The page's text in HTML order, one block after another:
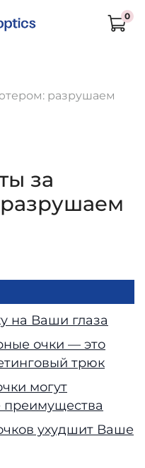
0
разрушаем
за
на Ваши глаза
очки — это
трюк
могут
преимущества
ухудшит Ваше